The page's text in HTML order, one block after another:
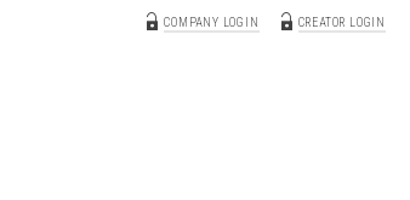
COMPANY LOGIN CREATOR LOGIN